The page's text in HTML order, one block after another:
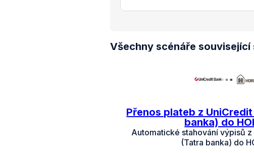
Všechny scénáře související
Přenos plateb z
banka) do
Automatické stahování výpisů z
(Tatra banka) do